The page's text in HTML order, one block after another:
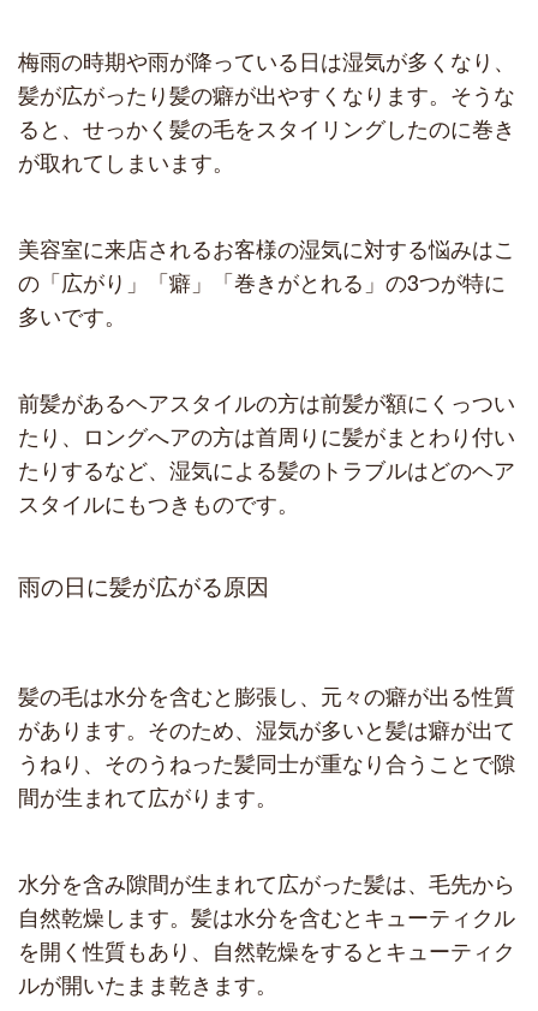
梅雨の時期や雨が降っている日は湿気が多くなり、
髪が広がったり髪の癖が出やすくなります。そうな
ると、せっかく髪の毛をスタイリングしたのに巻き
が取れてしまいます。
美容室に来店されるお客様の湿気に対する悩みはこ
の「広がり」「癖」「巻きがとれる」の3つが特に
多いです。
前髪があるヘアスタイルの方は前髪が額にくっつい
たり、ロングへアの方は首周りに髪がまとわり付い
たりするなど、湿気による髪のトラブルはどのヘア
スタイルにもつきものです。
雨の日に髪が広がる原因
髪の毛は水分を含むと膨張し、元々の癖が出る性質
があります。そのため、湿気が多いと髪は癖が出て
うねり、そのうねった髪同士が重なり合うことで隙
間が生まれて広がります。
水分を含み隙間が生まれて広がった髪は、毛先から
自然乾燥します。髪は水分を含むとキューティクル
を開く性質もあり、自然乾燥をするとキューティク
ルが開いたまま乾きます。